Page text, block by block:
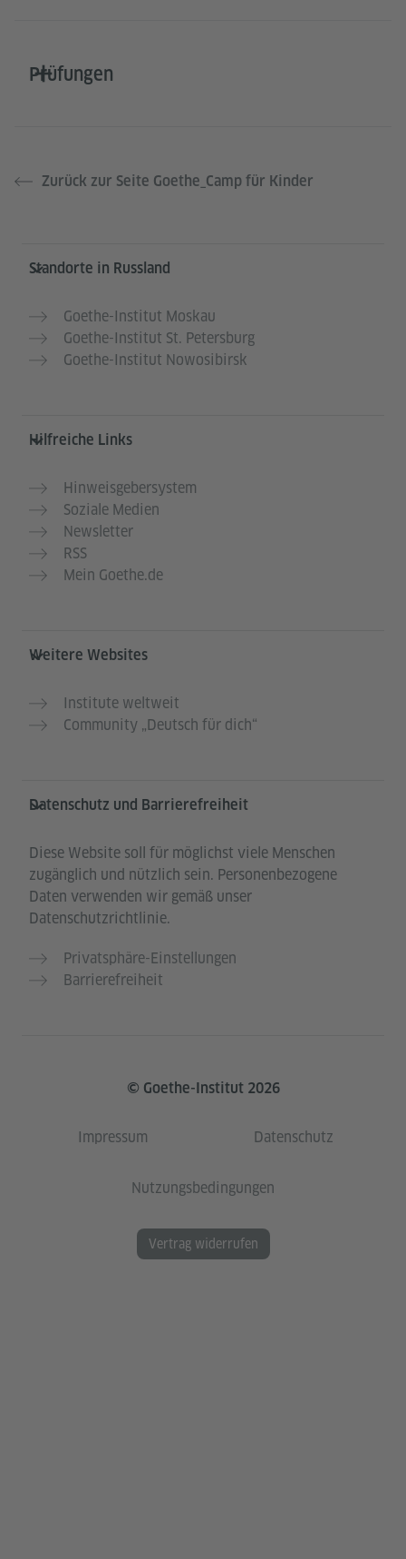
Prüfungen
Zurück zur Seite Goethe_Camp für Kinder
Service- und Informationsbereich
Standorte in Russland
Goethe-Institut Moskau
Goethe-Institut St. Petersburg
Goethe-Institut Nowosibirsk
Hilfreiche Links
Hinweisgebersystem
Soziale Medien
Newsletter
RSS
Mein Goethe.de
Weitere Websites
Institute weltweit
Community „Deutsch für dich“
Datenschutz und Barrierefreiheit
Diese Website soll für möglichst viele Menschen
zugänglich und nützlich sein. Personenbezogene
Daten verwenden wir gemäß unser
Datenschutzrichtlinie.
Privatsphäre-Einstellungen
Barrierefreiheit
© Goethe-Institut 2026
Impressum Datenschutz
Nutzungsbedingungen
Vertrag widerrufen